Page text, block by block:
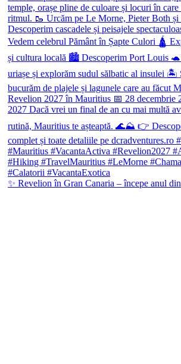
✨ Revelion în Gran Canaria – începe anul din